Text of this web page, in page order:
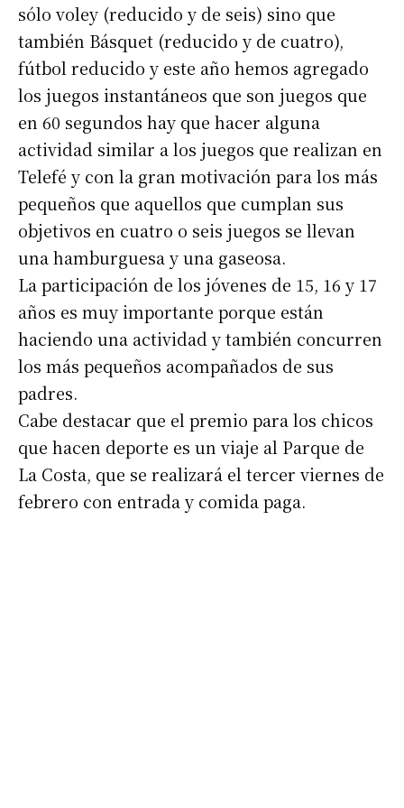
sólo voley (reducido y de seis) sino que
también Básquet (reducido y de cuatro),
fútbol reducido y este año hemos agregado
los juegos instantáneos que son juegos que
en 60 segundos hay que hacer alguna
actividad similar a los juegos que realizan en
Telefé y con la gran motivación para los más
pequeños que aquellos que cumplan sus
objetivos en cuatro o seis juegos se llevan
una hamburguesa y una gaseosa.
La participación de los jóvenes de 15, 16 y 17
años es muy importante porque están
haciendo una actividad y también concurren
los más pequeños acompañados de sus
padres.
Cabe destacar que el premio para los chicos
que hacen deporte es un viaje al Parque de
La Costa, que se realizará el tercer viernes de
febrero con entrada y comida paga.